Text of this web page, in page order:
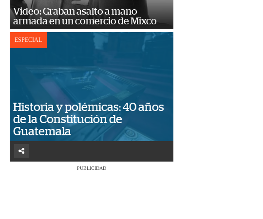
Video: Graban asalto a mano
armada en un comercio de Mixco
ESPECIAL
Historia y polémicas: 40 años
de la Constitución de
Guatemala
PUBLICIDAD